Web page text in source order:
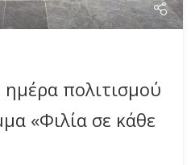
πολιτισμού
«Φιλία σε κάθε